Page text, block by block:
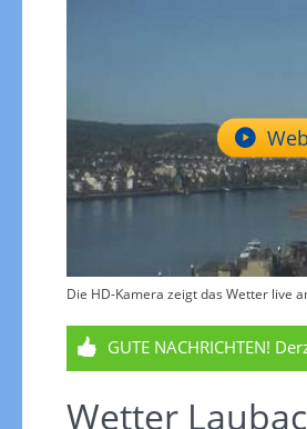
Die HD-Kamera zeigt das Wetter live
GUTE NACHRICHTEN!
Wetter